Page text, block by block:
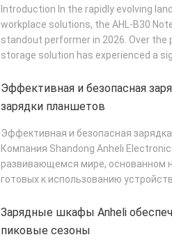
Introduction In the rapidly evolving
workplace solutions, the AHL-B30
standout performer in 2026. Over
storage solution has experienced a
Эффективная и безопасная
зарядки планшетов
Эффективная и безопасная
Компания Shandong Anheli
развивающемся мире, основанном
готовых к использованию
Зарядные шкафы Anheli
пиковые сезоны